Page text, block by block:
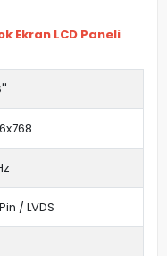
Ekran LCD Paneli
/ LVDS